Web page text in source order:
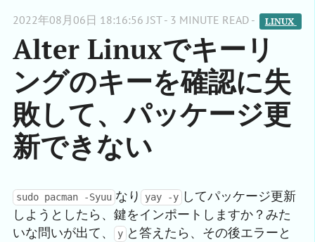
2022年08月06日 18:16:56 JST - 3 MINUTE READ - LINUX
Alter Linuxでキーリ
ングのキーを確認に失
敗して、パッケージ更
新できない
sudo pacman -Syuu なり yay -y してパッケージ更新
しようとしたら、鍵をインポートしますか？みた
いな問いが出て、
y と答えたら、その後エラーと